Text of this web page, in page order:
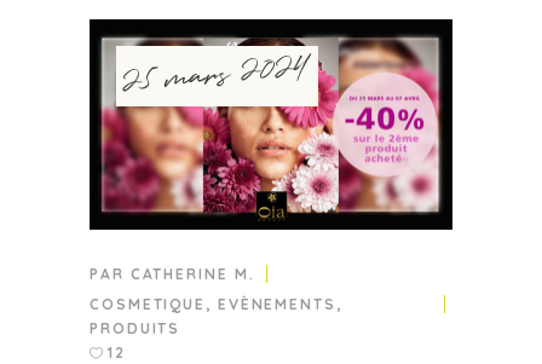
25 mars 2024
PAR CATHERINE M.
COSMETIQUE , EVÈNEMENTS ,
PRODUITS
12